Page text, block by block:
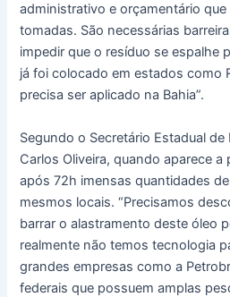
administrativo e orçamentário
tomadas. São necessárias
impedir que o resíduo se espalhe
já foi colocado em estados como
precisa ser aplicado na Bahia”.
Segundo o Secretário Estadual
Carlos Oliveira, quando aparece a
após 72h imensas quantidades
mesmos locais. “Precisamos
barrar o alastramento deste óleo
realmente não temos tecnologia
grandes empresas como a
federais que possuem amplas